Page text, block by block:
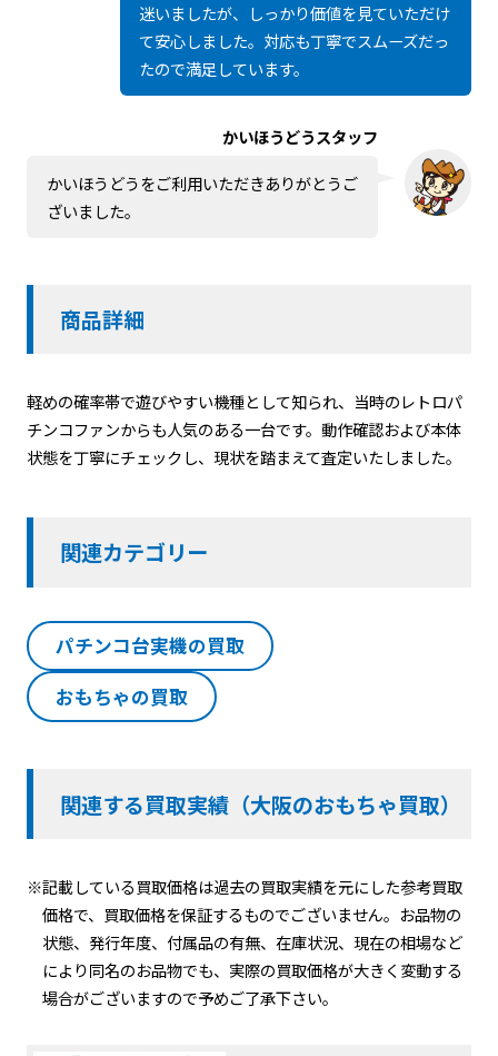
迷いましたが、しっかり価値を見ていただけ
て安心しました。対応も丁寧でスムーズだっ
たので満足しています。
かいほうどうスタッフ
かいほうどうをご利用いただきありがとうご
ざいました。
商品詳細
軽めの確率帯で遊びやすい機種として知られ、当時のレトロパ
チンコファンからも人気のある一台です。動作確認および本体
状態を丁寧にチェックし、現状を踏まえて査定いたしました。
関連カテゴリー
パチンコ台実機の買取
おもちゃの買取
関連する買取実績（大阪のおもちゃ買取）
※記載している買取価格は過去の買取実績を元にした参考買取
価格で、買取価格を保証するものでございません。お品物の
状態、発行年度、付属品の有無、在庫状況、現在の相場など
により同名のお品物でも、実際の買取価格が大きく変動する
場合がございますので予めご了承下さい。